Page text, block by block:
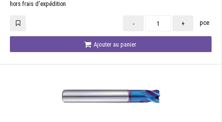
hors frais d'expédition
- + pce
Ajouter au panier